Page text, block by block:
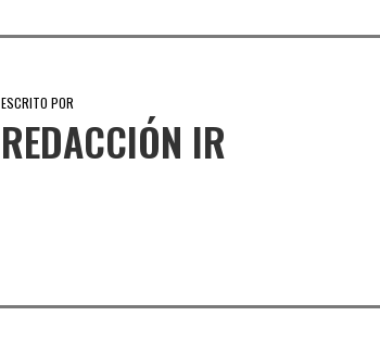
ESCRITO POR
REDACCIÓN IR